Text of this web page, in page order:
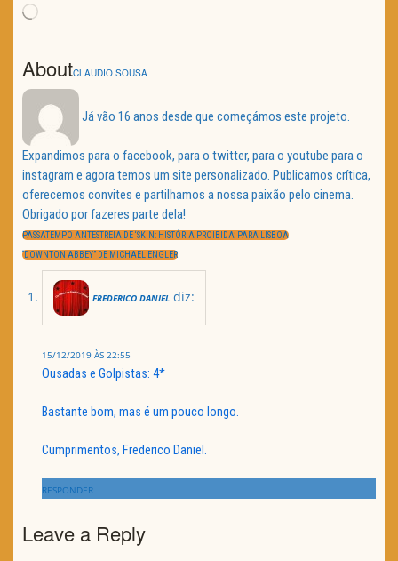
Loading…
AboutCLAUDIO SOUSA
Já vão 16 anos desde que começámos este projeto.
Expandimos para o facebook, para o twitter, para o youtube para o
instagram e agora temos um site personalizado. Publicamos crítica,
oferecemos convites e partilhamos a nossa paixão pelo cinema.
Obrigado por fazeres parte dela!
Navegação
de
artigos
PREVIOUS
PASSATEMPO ANTESTREIA DE ‘SKIN: HISTÓRIA PROIBIDA’ PARA LISBOA
NEXT
“DOWNTON ABBEY” DE MICHAEL ENGLER
FREDERICO DANIEL diz:
15/12/2019 ÀS 22:55
Ousadas e Golpistas: 4*
Bastante bom, mas é um pouco longo.
Cumprimentos, Frederico Daniel.
RESPONDER
Leave a Reply